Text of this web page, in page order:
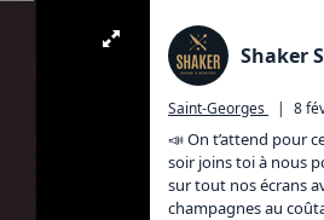
Shaker
Saint-Georges | 8
📣 On t’attend pour
soir joins toi à nous
sur tout nos écrans
champagnes au